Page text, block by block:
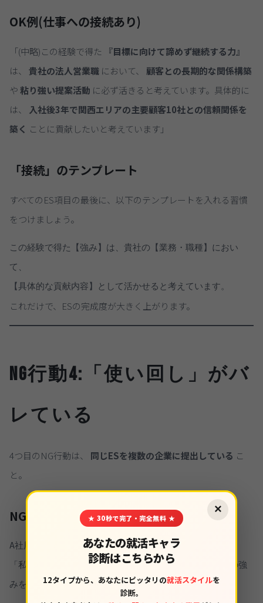
OK例(仕事への接続あり)
「(中略)この経験で得た
『目標に向けて諦めず継続する力』
は、 貴社の法人営業職 において、 顧客との長期的な関係構築
や 粘り強い提案活動 に必ず活きると考えています。具体的に
は、 入社後3年で関西エリアの主要顧客10社との信頼関係を
築く ことに貢献したいと考えています」
「接続」のテンプレート
すべてのES項目の最後に、以下のテンプレートを入れる習慣
をつけましょう。
この経験で得た【強み】は、貴社の【業務・職種】におい
て、
これだけで、ESの完成度が大きく上がります。
NG行動4:「使い回し」がバ
レている
4つ目のNG行動は、 同じESを複数の企業に提出している こ
と。
NG例(使い回し)
A社用ES:
「私はチームワークを大切にしてきました。御社で、その強
みを活かしたいです」
×
★ 30秒で完了・完全無料 ★
あなたの就活キャラ
診断はこちらから
12タイプから、あなたにピッタリの就活スタイルを
診断。